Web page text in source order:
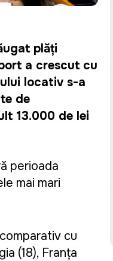
plăți
a crescut cu
locativ s-a
de
13.000 de lei
perioada
mai mari
cu
(18), Franța